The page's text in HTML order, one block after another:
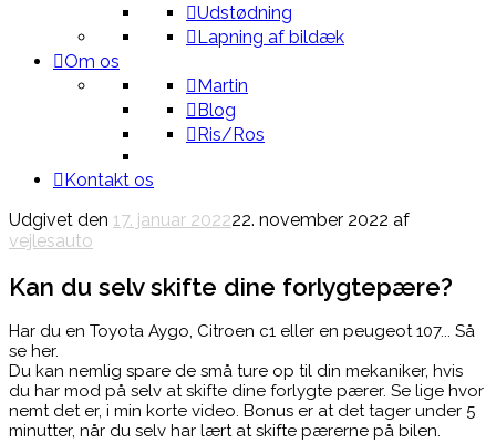
Udstødning
Lapning af bildæk
Om os
Martin
Blog
Ris/Ros
Kontakt os
Udgivet den 17. januar 202222. november 2022 af
vejlesauto
Kan du selv skifte dine forlygtepære?
Har du en Toyota Aygo, Citroen c1 eller en peugeot 107... Så
se her.
Du kan nemlig spare de små ture op til din mekaniker, hvis
du har mod på selv at skifte dine forlygte pærer. Se lige hvor
nemt det er, i min korte video. Bonus er at det tager under 5
minutter, når du selv har lært at skifte pærerne på bilen.